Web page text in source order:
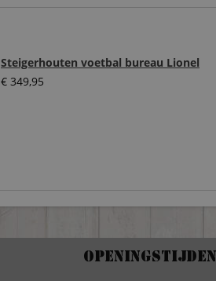
Steigerhouten voetbal bureau Lionel
€ 349,95
Openingstijden